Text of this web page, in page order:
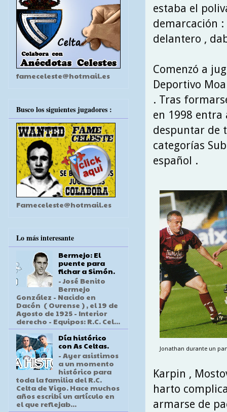
estaba el
demarcación
delantero ,
Comenzó a
Deportivo
. Tras
en 1998 entra
despuntar de
categorías
español .
Jonathan durante un
Karpin ,
harto
armarse de
fameceleste@hotmail.es
Busco los siguientes jugadores :
Fameceleste@hotmail.es
Lo más interesante
Bermejo: El
puente para
fichar a Simón.
- José Benito
Bermejo
González - Nacido en
Dacón ( Ourense ) , el 19 de
Agosto de 1925 - Interior
derecho - Equipos: R.C. Cel...
Día histórico
con As Celtas.
- Ayer asistimos
a un momento
histórico para
toda la familia del R.C.
Celta de Vigo. Hace muchos
años escribí un artículo en
el que reflejab...